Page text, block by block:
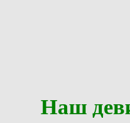
Наш